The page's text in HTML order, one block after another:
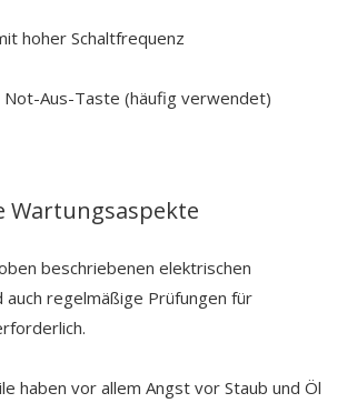
hoher Schaltfrequenz
Aus-Taste (häufig verwendet)
Wartungsaspekte
beschriebenen elektrischen
auch regelmäßige Prüfungen für
haben vor allem Angst vor Staub und Öl